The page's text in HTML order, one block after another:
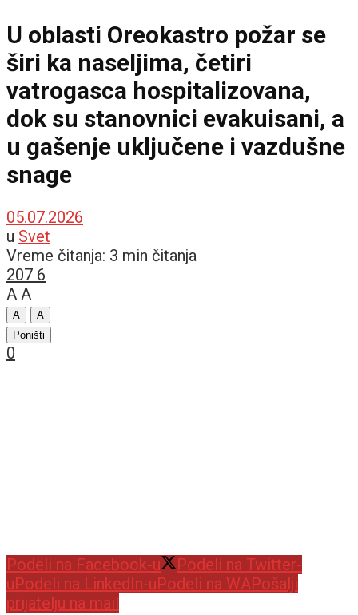
U oblasti Oreokastro požar se
širi ka naseljima, četiri
vatrogasca hospitalizovana,
dok su stanovnici evakuisani, a
u gašenje uključene i vazdušne
snage
05.07.2026
u Svet
Vreme čitanja: 3 min čitanja
207 6
A A
A
A
Poništi
0
Podeli na Facebook-u
Podeli na Twitter-
u Podeli na LinkedIn-u Podeli na WAPošalji
prijatelju na mail